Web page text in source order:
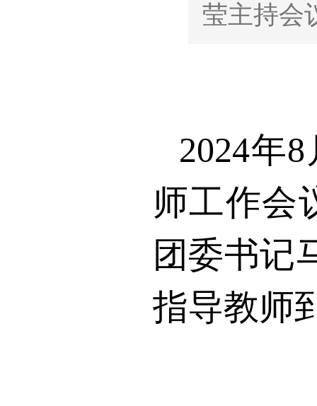
莹主持会
2024年8
师工作会
团委书记
指导教师